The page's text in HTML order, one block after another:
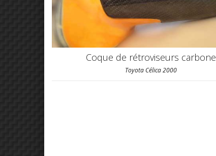
Coque de rétroviseurs carbone
Toyota Célica 2000